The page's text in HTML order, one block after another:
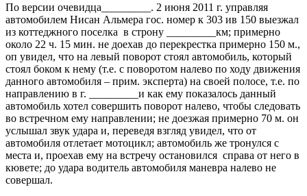
По версии очевидца_________. 2 июня 2011 г. управляя
автомобилем Нисан Альмера гос. номер к 303 ив 150 выезжал
из коттеджного поселка в строну _________км; примерно
около 22 ч. 15 мин. не доехав до перекрестка примерно 150 м.,
оп увидел, что на левый поворот стоял автомобиль, который
стоял боком к нему (т.е. с поворотом налево по ходу движения
данного автомобиля – прим. эксперта) на своей полосе, т.е. по
направлению в г. _________и как ему показалось данный
автомобиль хотел совершить поворот налево, чтобы следовать
во встречном ему направлении; не доезжая примерно 70 м. он
услышал звук удара и, переведя взгляд увидел, что от
автомобиля отлетает мотоцикл; автомобиль же тронулся с
места и, проехав ему на встречу остановился справа от него в
кювете; до удара водитель автомобиля маневра налево не
совершал.